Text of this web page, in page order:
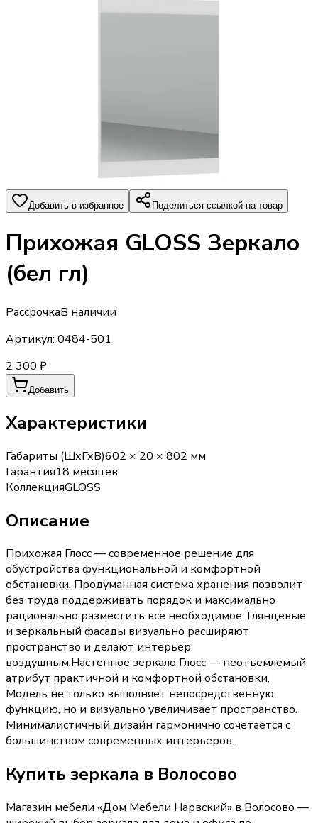
Добавить в избранное Поделиться ссылкой на товар
Прихожая GLOSS Зеркало
(бел гл)
РассрочкаВ наличии
Артикул: 0484-501
2 300 ₽
Добавить
Характеристики
Габариты (ШхГхВ)602 × 20 × 802 мм
Гарантия18 месяцев
КоллекцияGLOSS
Описание
Прихожая Глосс — современное решение для
обустройства функциональной и комфортной
обстановки. Продуманная система хранения позволит
без труда поддерживать порядок и максимально
рационально разместить всё необходимое. Глянцевые
и зеркальный фасады визуально расширяют
пространство и делают интерьер
воздушным.Настенное зеркало Глосс — неотъемлемый
атрибут практичной и комфортной обстановки.
Модель не только выполняет непосредственную
функцию, но и визуально увеличивает пространство.
Минималистичный дизайн гармонично сочетается с
большинством современных интерьеров.
Купить зеркала в Волосово
Магазин мебели «Дом Мебели Нарвский» в Волосово —